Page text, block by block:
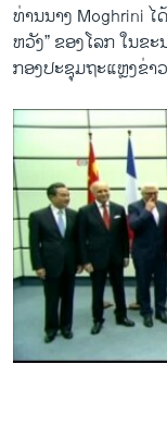
ທ່ານນາງ Moghrini
ຫວັງ” ຂອງ​ໂລກ ໃນ​ຂ
ກອງປະຊຸມຖະແຫຼງຂ່າ
No